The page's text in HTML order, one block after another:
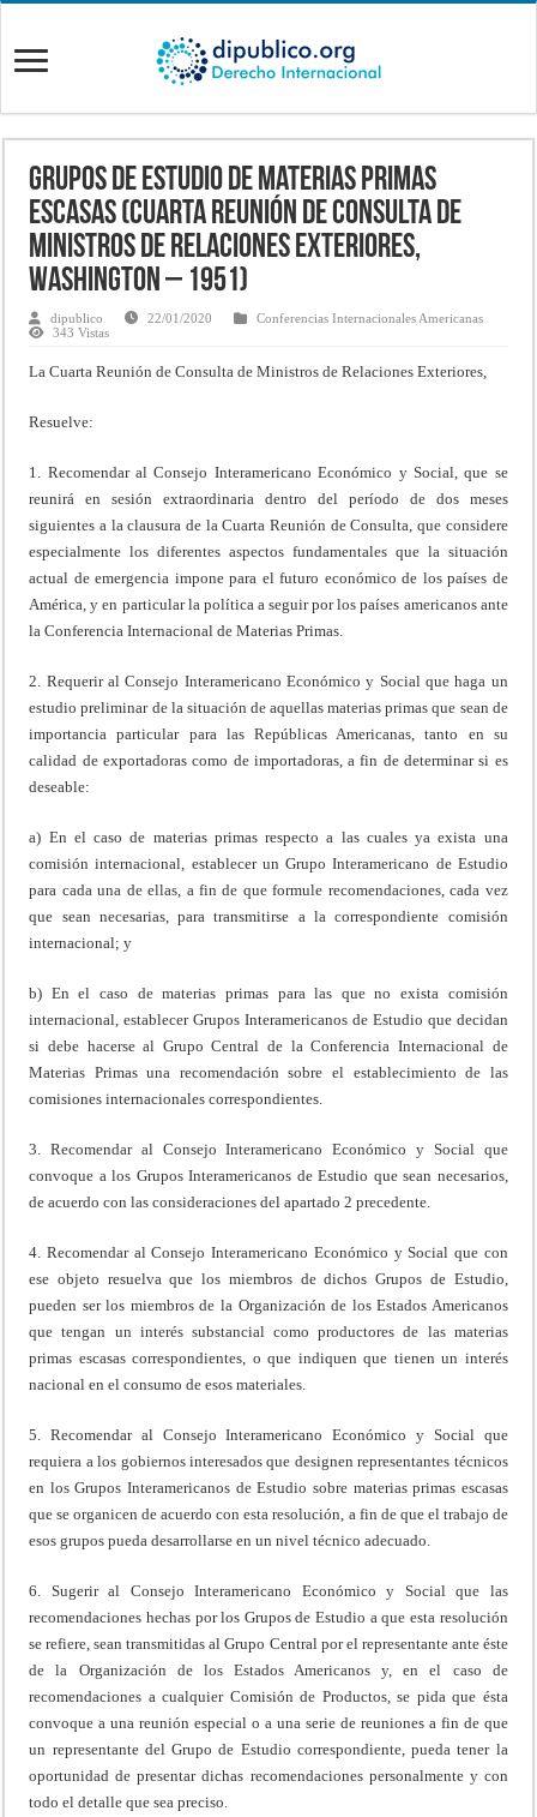
Grupos de Estudio de materias primas
escasas (Cuarta Reunión de Consulta de
Ministros de Relaciones Exteriores,
Washington – 1951)
dipublico 22/01/2020
Conferencias Internacionales Americanas
343 Vistas
La Cuarta Reunión de Consulta de Ministros de Relaciones Exteriores,
Resuelve:
1. Recomendar al Consejo Interamericano Económico y Social, que se
reunirá en sesión extraordinaria dentro del período de dos meses
siguientes a la clausura de la Cuarta Reunión de Consulta, que considere
especialmente los diferentes aspectos fundamentales que la situación
actual de emergencia impone para el futuro económico de los países de
América, y en particular la política a seguir por los países americanos ante
la Conferencia Internacional de Materias Primas.
2. Requerir al Consejo Interamericano Económico y Social que haga un
estudio preliminar de la situación de aquellas materias primas que sean de
importancia particular para las Repúblicas Americanas, tanto en su
calidad de exportadoras como de importadoras, a fin de determinar si es
deseable:
a) En el caso de materias primas respecto a las cuales ya exista una
comisión internacional, establecer un Grupo Interamericano de Estudio
para cada una de ellas, a fin de que formule recomendaciones, cada vez
que sean necesarias, para transmitirse a la correspondiente comisión
internacional; y
b) En el caso de materias primas para las que no exista comisión
internacional, establecer Grupos Interamericanos de Estudio que decidan
si debe hacerse al Grupo Central de la Conferencia Internacional de
Materias Primas una recomendación sobre el establecimiento de las
comisiones internacionales correspondientes.
3. Recomendar al Consejo Interamericano Económico y Social que
convoque a los Grupos Interamericanos de Estudio que sean necesarios,
de acuerdo con las consideraciones del apartado 2 precedente.
4. Recomendar al Consejo Interamericano Económico y Social que con
ese objeto resuelva que los miembros de dichos Grupos de Estudio,
pueden ser los miembros de la Organización de los Estados Americanos
que tengan un interés substancial como productores de las materias
primas escasas correspondientes, o que indiquen que tienen un interés
nacional en el consumo de esos materiales.
5. Recomendar al Consejo Interamericano Económico y Social que
requiera a los gobiernos interesados que designen representantes técnicos
en los Grupos Interamericanos de Estudio sobre materias primas escasas
que se organicen de acuerdo con esta resolución, a fin de que el trabajo de
esos grupos pueda desarrollarse en un nivel técnico adecuado.
6. Sugerir al Consejo Interamericano Económico y Social que las
recomendaciones hechas por los Grupos de Estudio a que esta resolución
se refiere, sean transmitidas al Grupo Central por el representante ante éste
de la Organización de los Estados Americanos y, en el caso de
recomendaciones a cualquier Comisión de Productos, se pida que ésta
convoque a una reunión especial o a una serie de reuniones a fin de que
un representante del Grupo de Estudio correspondiente, pueda tener la
oportunidad de presentar dichas recomendaciones personalmente y con
todo el detalle que sea preciso.